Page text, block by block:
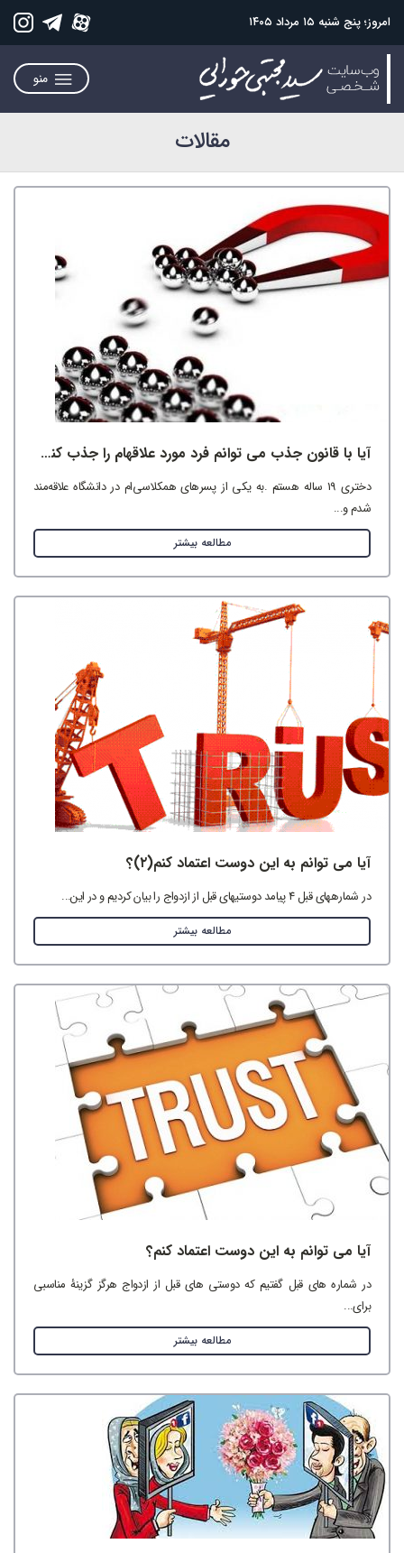
امروز؛ پنج شنبه ۱۵ مرداد ۱۴۰۵
منو
مقالات
آیا با قانون جذب می توانم فرد مورد علاقه‎ام را جذب کنم؟!
دختری 19 ساله هستم .به یکی از پسرهای همکلاسی‌ام در دانشگاه علاقه‌مند
شدم و...
مطالعه بیشتر
آیا می توانم به این دوست اعتماد کنم(۲)؟
در شماره‎های قبل 4 پیامد دوستی‎های قبل از ازدواج را بیان کردیم و در این...
مطالعه بیشتر
آیا می توانم به این دوست اعتماد کنم؟
در شماره های قبل گفتیم که دوستی های قبل از ازدواج هرگز گزینۀ مناسبی
برای...
مطالعه بیشتر